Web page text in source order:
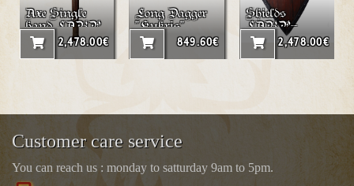
Axe Single
hand LARP
axe "Ewan"
2,478.00€
Long Dagger
"Kukris"
849.60€
Shields
LARP-
Tearshield
"Star"
2,478.00€
Customer care service
You can reach us : monday to satturday 9am to 5pm.